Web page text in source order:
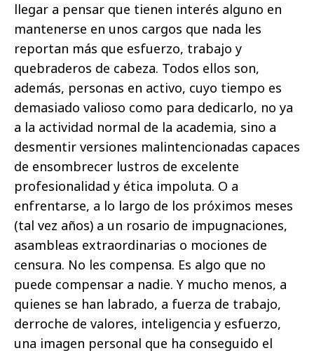
llegar a pensar que tienen interés alguno en
mantenerse en unos cargos que nada les
reportan más que esfuerzo, trabajo y
quebraderos de cabeza. Todos ellos son,
además, personas en activo, cuyo tiempo es
demasiado valioso como para dedicarlo, no ya
a la actividad normal de la academia, sino a
desmentir versiones malintencionadas capaces
de ensombrecer lustros de excelente
profesionalidad y ética impoluta. O a
enfrentarse, a lo largo de los próximos meses
(tal vez años) a un rosario de impugnaciones,
asambleas extraordinarias o mociones de
censura. No les compensa. Es algo que no
puede compensar a nadie. Y mucho menos, a
quienes se han labrado, a fuerza de trabajo,
derroche de valores, inteligencia y esfuerzo,
una imagen personal que ha conseguido el